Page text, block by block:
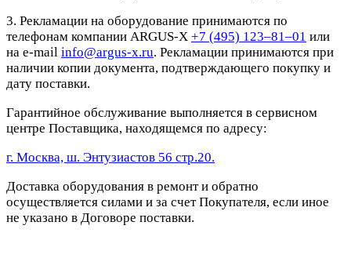
3. Рекламации на оборудование принимаются по
телефонам компании ARGUS-X +7 (495) 123–81–01 или
на e-mail info@argus-x.ru. Рекламации принимаются при
наличии копии документа, подтверждающего покупку и
дату поставки.
Гарантийное обслуживание выполняется в сервисном
центре Поставщика, находящемся по адресу:
г. Москва, ш. Энтузиастов 56 стр.20.
Доставка оборудования в ремонт и обратно
осуществляется силами и за счет Покупателя, если иное
не указано в Договоре поставки.